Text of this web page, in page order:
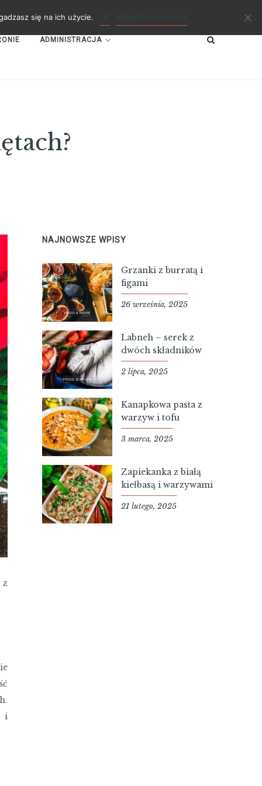
ADMINISTRACJA
z
i
NAJNOWSZE WPISY
Grzanki z burratą i
figami
26 września, 2025
Labneh – serek z
dwóch składników
2 lipca, 2025
Kanapkowa pasta z
warzyw i tofu
3 marca, 2025
Zapiekanka z białą
kiełbasą i warzywami
21 lutego, 2025
się na ich użycie.